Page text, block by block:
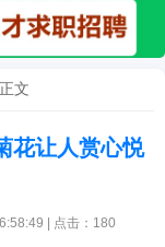
文
花让人赏心悦
| 点击： 180